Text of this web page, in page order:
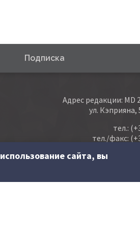
Подписка
Адрес редакции: MD
ул. Кэприяна,
тел.:
тел./факс:
e-mail:
сайта, вы